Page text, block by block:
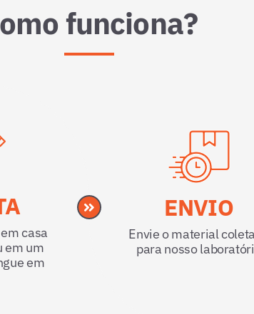
funciona?
casa
em um
em
ENVIO
Envie o material
para nosso